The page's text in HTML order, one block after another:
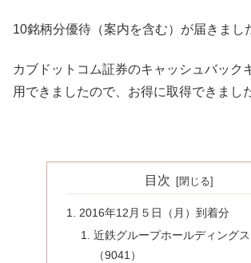
10銘柄分優待（案内を含む）が届きまし
カブドットコム証券のキャッシュバック
用できましたので、お得に取得できまし
目次
2016年12月５日（月）到着分
近鉄グループホールディングス
（9041）